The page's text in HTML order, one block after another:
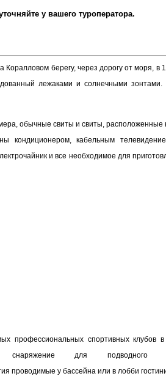
у вашего туроператора.
берегу, через дорогу от моря, в
лежаками и солнечными зонтами.
обычные свиты и свиты, расположенные
кабельным
и все необходимое для
профессиональных спортивных клубов
снаряжение для подводного
проводимые у бассейна или в лобби